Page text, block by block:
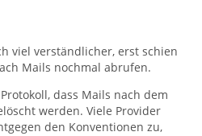
viel verständlicher, erst schien
Mails nochmal abrufen.
dass Mails nach dem
werden. Viele Provider
den Konventionen zu,